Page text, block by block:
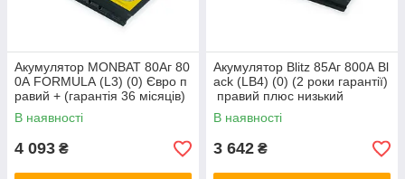
Акумулятор MONBAT 80Аг 80
0А FORMULA (L3) (0) Євро п
равий + (гарантія 36 місяців)
В наявності
4 093 ₴
Акумулятор Blitz 85Аг 800А Bl
ack (LB4) (0) (2 роки гарантії)
правий плюс низький
В наявності
3 642 ₴